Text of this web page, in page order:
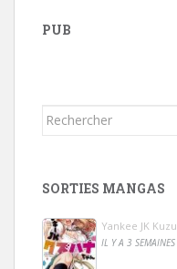
PUB
Rechercher...
SORTIES MANGAS
Yankee JK
IL Y A 3